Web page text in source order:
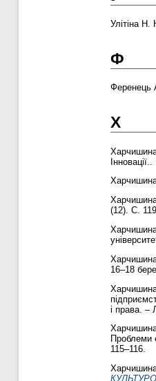
Улітіна
Ф
Ференець
Х
(12). С.
16–18
і права. –
Проблеми
115–116.